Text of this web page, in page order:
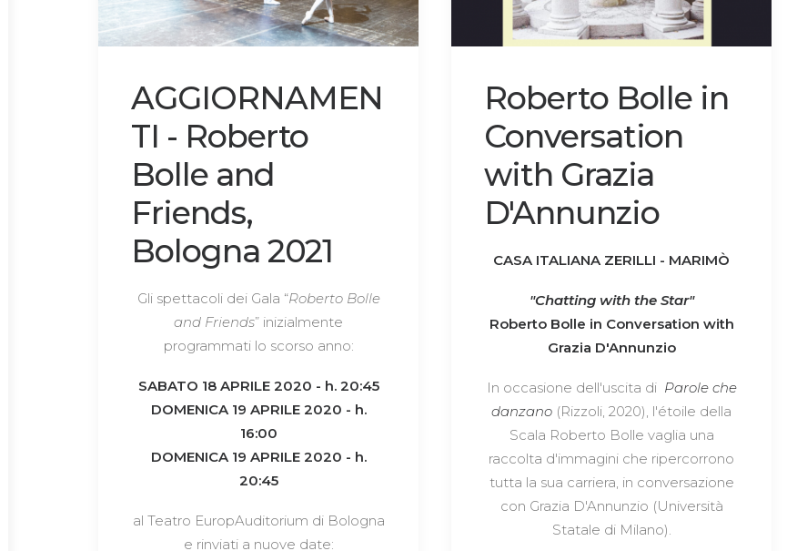
AGGIORNAMEN
TI - Roberto
Bolle and
Friends,
Bologna 2021
Gli spettacoli dei Gala “Roberto Bolle
and Friends” inizialmente
programmati lo scorso anno:
SABATO 18 APRILE 2020 - h. 20:45
DOMENICA 19 APRILE 2020 - h.
16:00
DOMENICA 19 APRILE 2020 - h.
20:45
al Teatro EuropAuditorium di Bologna
e rinviati a nuove date:
Roberto Bolle in
Conversation
with Grazia
D'Annunzio
CASA ITALIANA ZERILLI - MARIMÒ
"Chatting with the Star"
Roberto Bolle in Conversation with
Grazia D'Annunzio
In occasione dell'uscita di Parole che
danzano (Rizzoli, 2020), l'étoile della
Scala Roberto Bolle vaglia una
raccolta d'immagini che ripercorrono
tutta la sua carriera, in conversazione
con Grazia D'Annunzio (Università
Statale di Milano).